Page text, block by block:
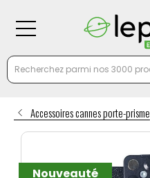
Accessoires cannes porte-prisme
Nouveauté